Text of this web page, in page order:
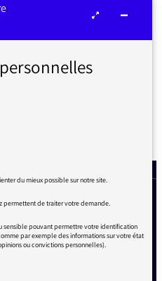
du mieux possible sur notre site.
permettent de traiter votre demande.
sensible pouvant permettre votre identification
par exemple des informations sur votre état
ou convictions personnelles).